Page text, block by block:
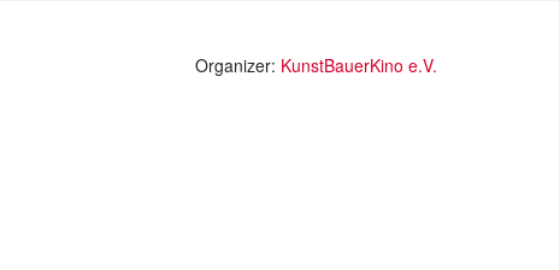
Organizer: KunstBauerKino e.V.